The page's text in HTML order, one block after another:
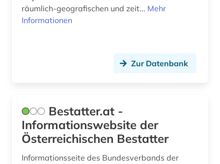
digitale karte (1)
digitalisat (2)
din-normen (1)
dissertation (2)
dokumentation (1)
räumlich-geografischen und zeit... Mehr
Informationen
Zur Datenbank
Bestatter.at -
Informationswebsite der
Österreichischen Bestatter
Informationsseite des Bundesverbands der